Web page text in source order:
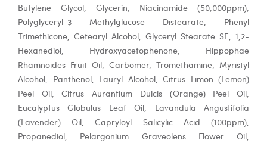
Butylene Glycol, Glycerin, Niacinamide (50,000ppm),
Polyglyceryl-3 Methylglucose Distearate, Phenyl
Trimethicone, Cetearyl Alcohol, Glyceryl Stearate SE, 1,2-
Hexanediol, Hydroxyacetophenone, Hippophae
Rhamnoides Fruit Oil, Carbomer, Tromethamine, Myristyl
Alcohol, Panthenol, Lauryl Alcohol, Citrus Limon (Lemon)
Peel Oil, Citrus Aurantium Dulcis (Orange) Peel Oil,
Eucalyptus Globulus Leaf Oil, Lavandula Angustifolia
(Lavender) Oil, Capryloyl Salicylic Acid (100ppm),
Propanediol, Pelargonium Graveolens Flower Oil,